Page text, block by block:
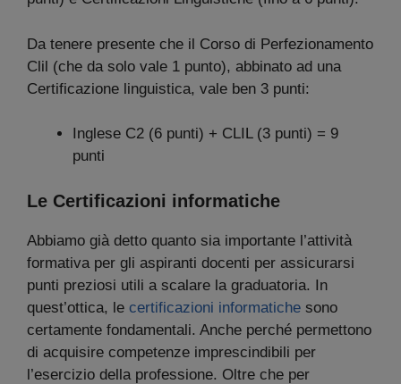
Da tenere presente che il Corso di Perfezionamento
Clil (che da solo vale 1 punto), abbinato ad una
Certificazione linguistica, vale ben 3 punti:
Inglese C2 (6 punti) + CLIL (3 punti) = 9
punti
Le Certificazioni informatiche
Abbiamo già detto quanto sia importante l’attività
formativa per gli aspiranti docenti per assicurarsi
punti preziosi utili a scalare la graduatoria. In
quest’ottica, le certificazioni informatiche sono
certamente fondamentali. Anche perché permettono
di acquisire competenze imprescindibili per
l’esercizio della professione. Oltre che per